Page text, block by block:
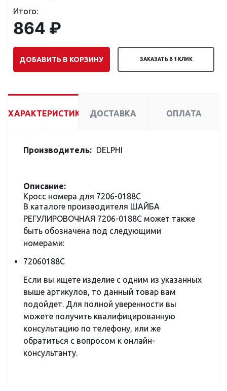
Итого:
864 ₽
ДОБАВИТЬ В КОРЗИНУ ЗАКАЗАТЬ В 1 КЛИК
ХАРАКТЕРИСТИКИ ДОСТАВКА ОПЛАТА
Производитель: DELPHI
Описание:
Кросс номера для 7206-0188C
В каталоге производителя ШАЙБА
РЕГУЛИРОВОЧНАЯ 7206-0188C может также
быть обозначена под следующими
номерами:
72060188C
Если вы ищете изделие с одним из указанных
выше артикулов, то данный товар вам
подойдет. Для полной уверенности вы
можете получить квалифицированную
консультацию по телефону, или же
обратиться с вопросом к онлайн-
консультанту.